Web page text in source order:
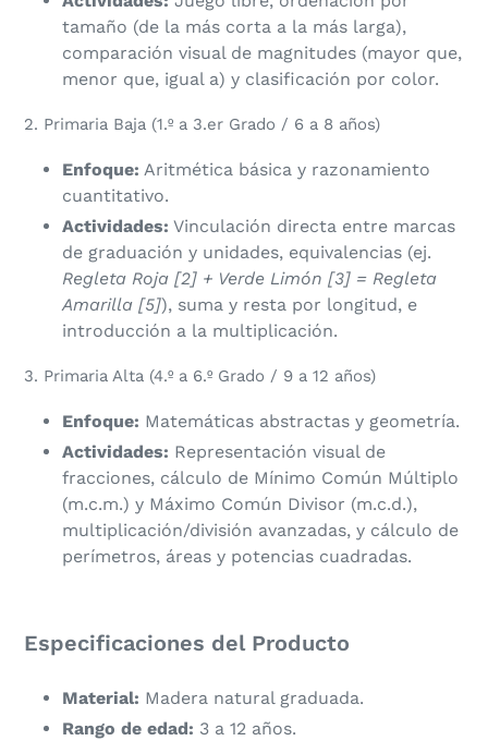
tamaño (de la más corta a la más larga),
comparación visual de magnitudes (mayor que,
menor que, igual a) y clasificación por color.
​2. Primaria Baja (1.º a 3.er Grado / 6 a 8 años)
Enfoque: Aritmética básica y razonamiento
cuantitativo.
Actividades: Vinculación directa entre marcas
de graduación y unidades, equivalencias (ej.
Regleta Roja [2] + Verde Limón [3] = Regleta
Amarilla [5]), suma y resta por longitud, e
introducción a la multiplicación.
​3. Primaria Alta (4.º a 6.º Grado / 9 a 12 años)
Enfoque: Matemáticas abstractas y geometría.
Actividades: Representación visual de
fracciones, cálculo de Mínimo Común Múltiplo
(m.c.m.) y Máximo Común Divisor (m.c.d.),
multiplicación/división avanzadas, y cálculo de
perímetros, áreas y potencias cuadradas.
​Especificaciones del Producto
Material: Madera natural graduada.
Rango de edad: 3 a 12 años.